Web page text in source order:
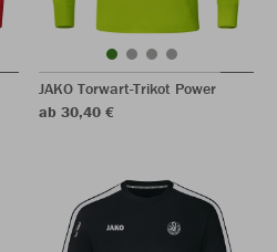
JAKO Torwart-Trikot Power
ab 30,40 €